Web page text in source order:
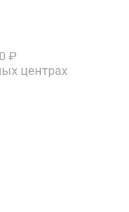
₽
центрах